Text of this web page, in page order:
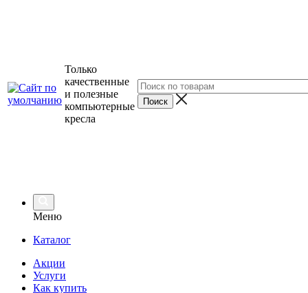
Только
качественные
и полезные
компьютерные
кресла
Меню
Каталог
Акции
Услуги
Как купить